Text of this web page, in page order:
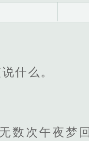
什么。
数次午夜梦